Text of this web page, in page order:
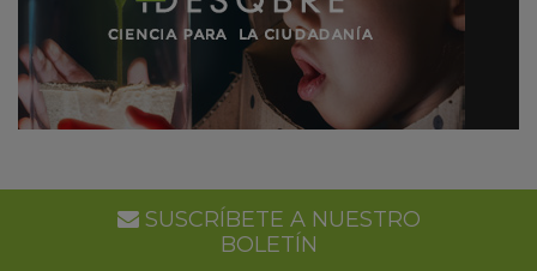
SUSCRÍBETE A NUESTRO
BOLETÍN